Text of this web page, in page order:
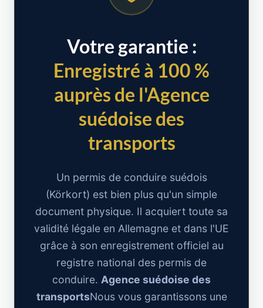
Votre garantie :
Enregistré à 100 %
auprès de l'Agence
suédoise des
transports
Un permis de conduire suédois
(Körkort) est bien plus qu'un simple
document physique. Il acquiert toute sa
validité légale en Allemagne et dans l'UE
grâce à son enregistrement officiel au
registre national des permis de
conduire. Agence suédoise des
transportsNous vous garantissons une